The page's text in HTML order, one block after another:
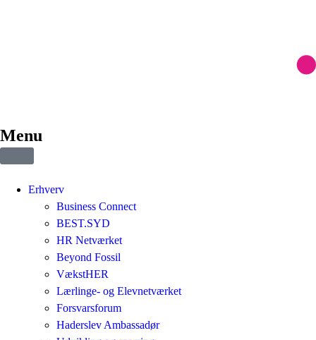
Menu
Erhverv
Business Connect
BEST.SYD
HR Netværket
Beyond Fossil
VækstHER
Lærlinge- og Elevnetværket
Forsvarsforum
Haderslev Ambassadør